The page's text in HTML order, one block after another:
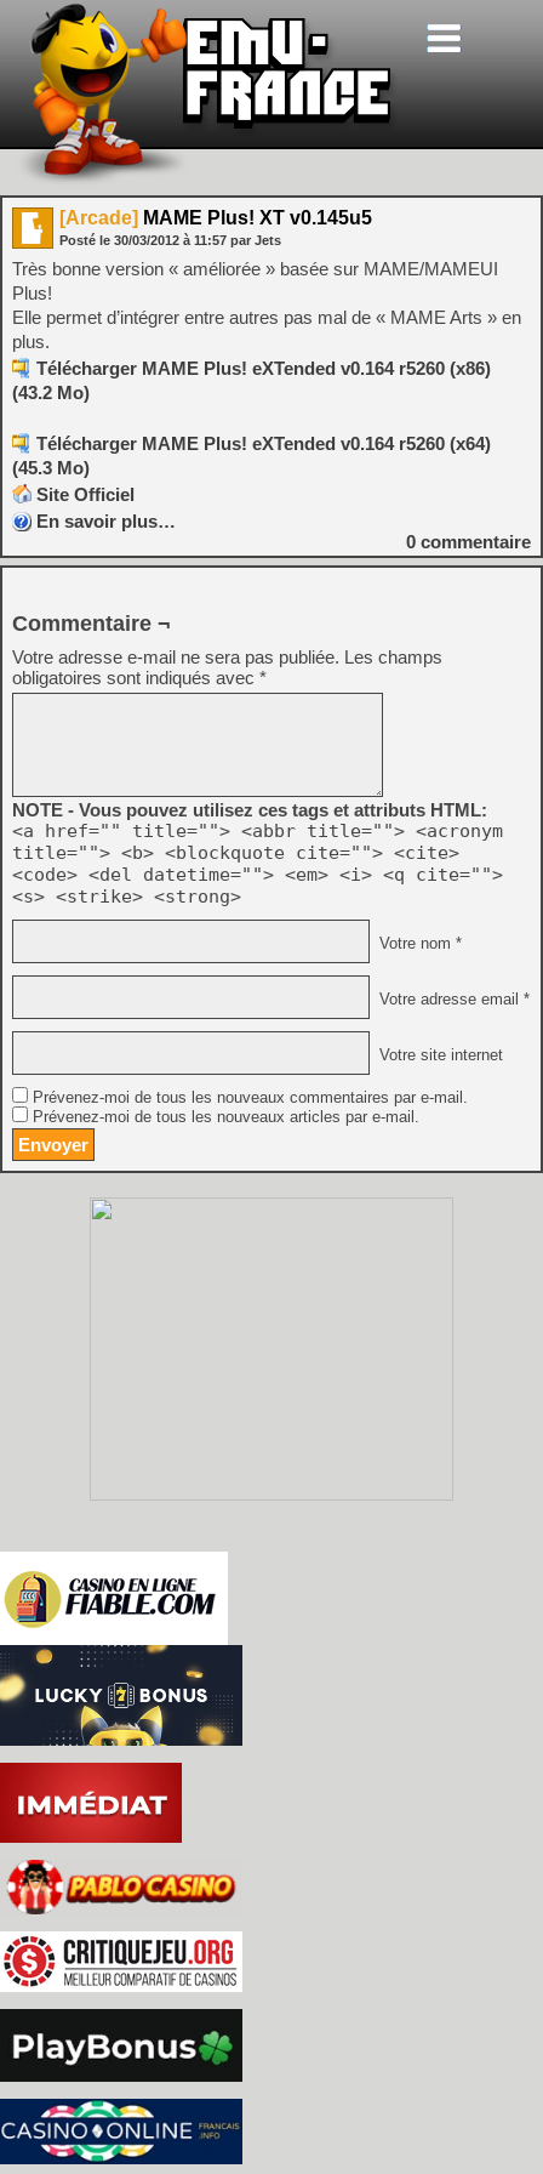
[Arcade] MAME Plus! XT v0.145u5
Posté le 30/03/2012 à 11:57 par Jets
Très bonne version « améliorée » basée sur MAME/MAMEUI
Plus!
Elle permet d’intégrer entre autres pas mal de « MAME Arts » en
plus.
Télécharger MAME Plus! eXTended v0.164 r5260 (x86)
(43.2 Mo)
Télécharger MAME Plus! eXTended v0.164 r5260 (x64)
(45.3 Mo)
Site Officiel
En savoir plus…
0 commentaire
Commentaire ¬
Votre adresse e-mail ne sera pas publiée. Les champs
obligatoires sont indiqués avec *
NOTE - Vous pouvez utilisez ces tags et attributs HTML:
<a href="" title=""> <abbr title=""> <acronym
title=""> <b> <blockquote cite=""> <cite>
<code> <del datetime=""> <em> <i> <q cite="">
<s> <strike> <strong>
Votre nom *
Votre adresse email *
Votre site internet
Prévenez-moi de tous les nouveaux commentaires par e-mail.
Prévenez-moi de tous les nouveaux articles par e-mail.